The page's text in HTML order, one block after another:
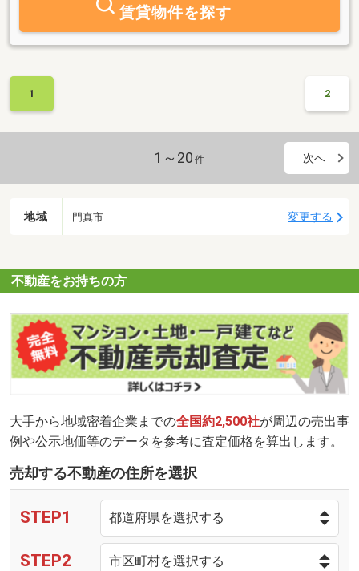
賃貸物件を探す
1 2
1～20 件 次へ
地域 門真市 変更する
不動産をお持ちの方
大手から地域密着企業までの全国約2,500社が周辺の売出事
例や公示地価等のデータを参考に査定価格を算出します。
売却する不動産の住所を選択
STEP1
STEP2